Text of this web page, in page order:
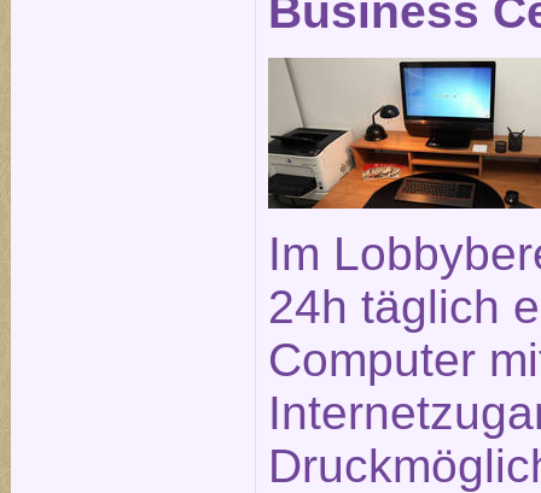
Business
Im
24h täglich
Computer